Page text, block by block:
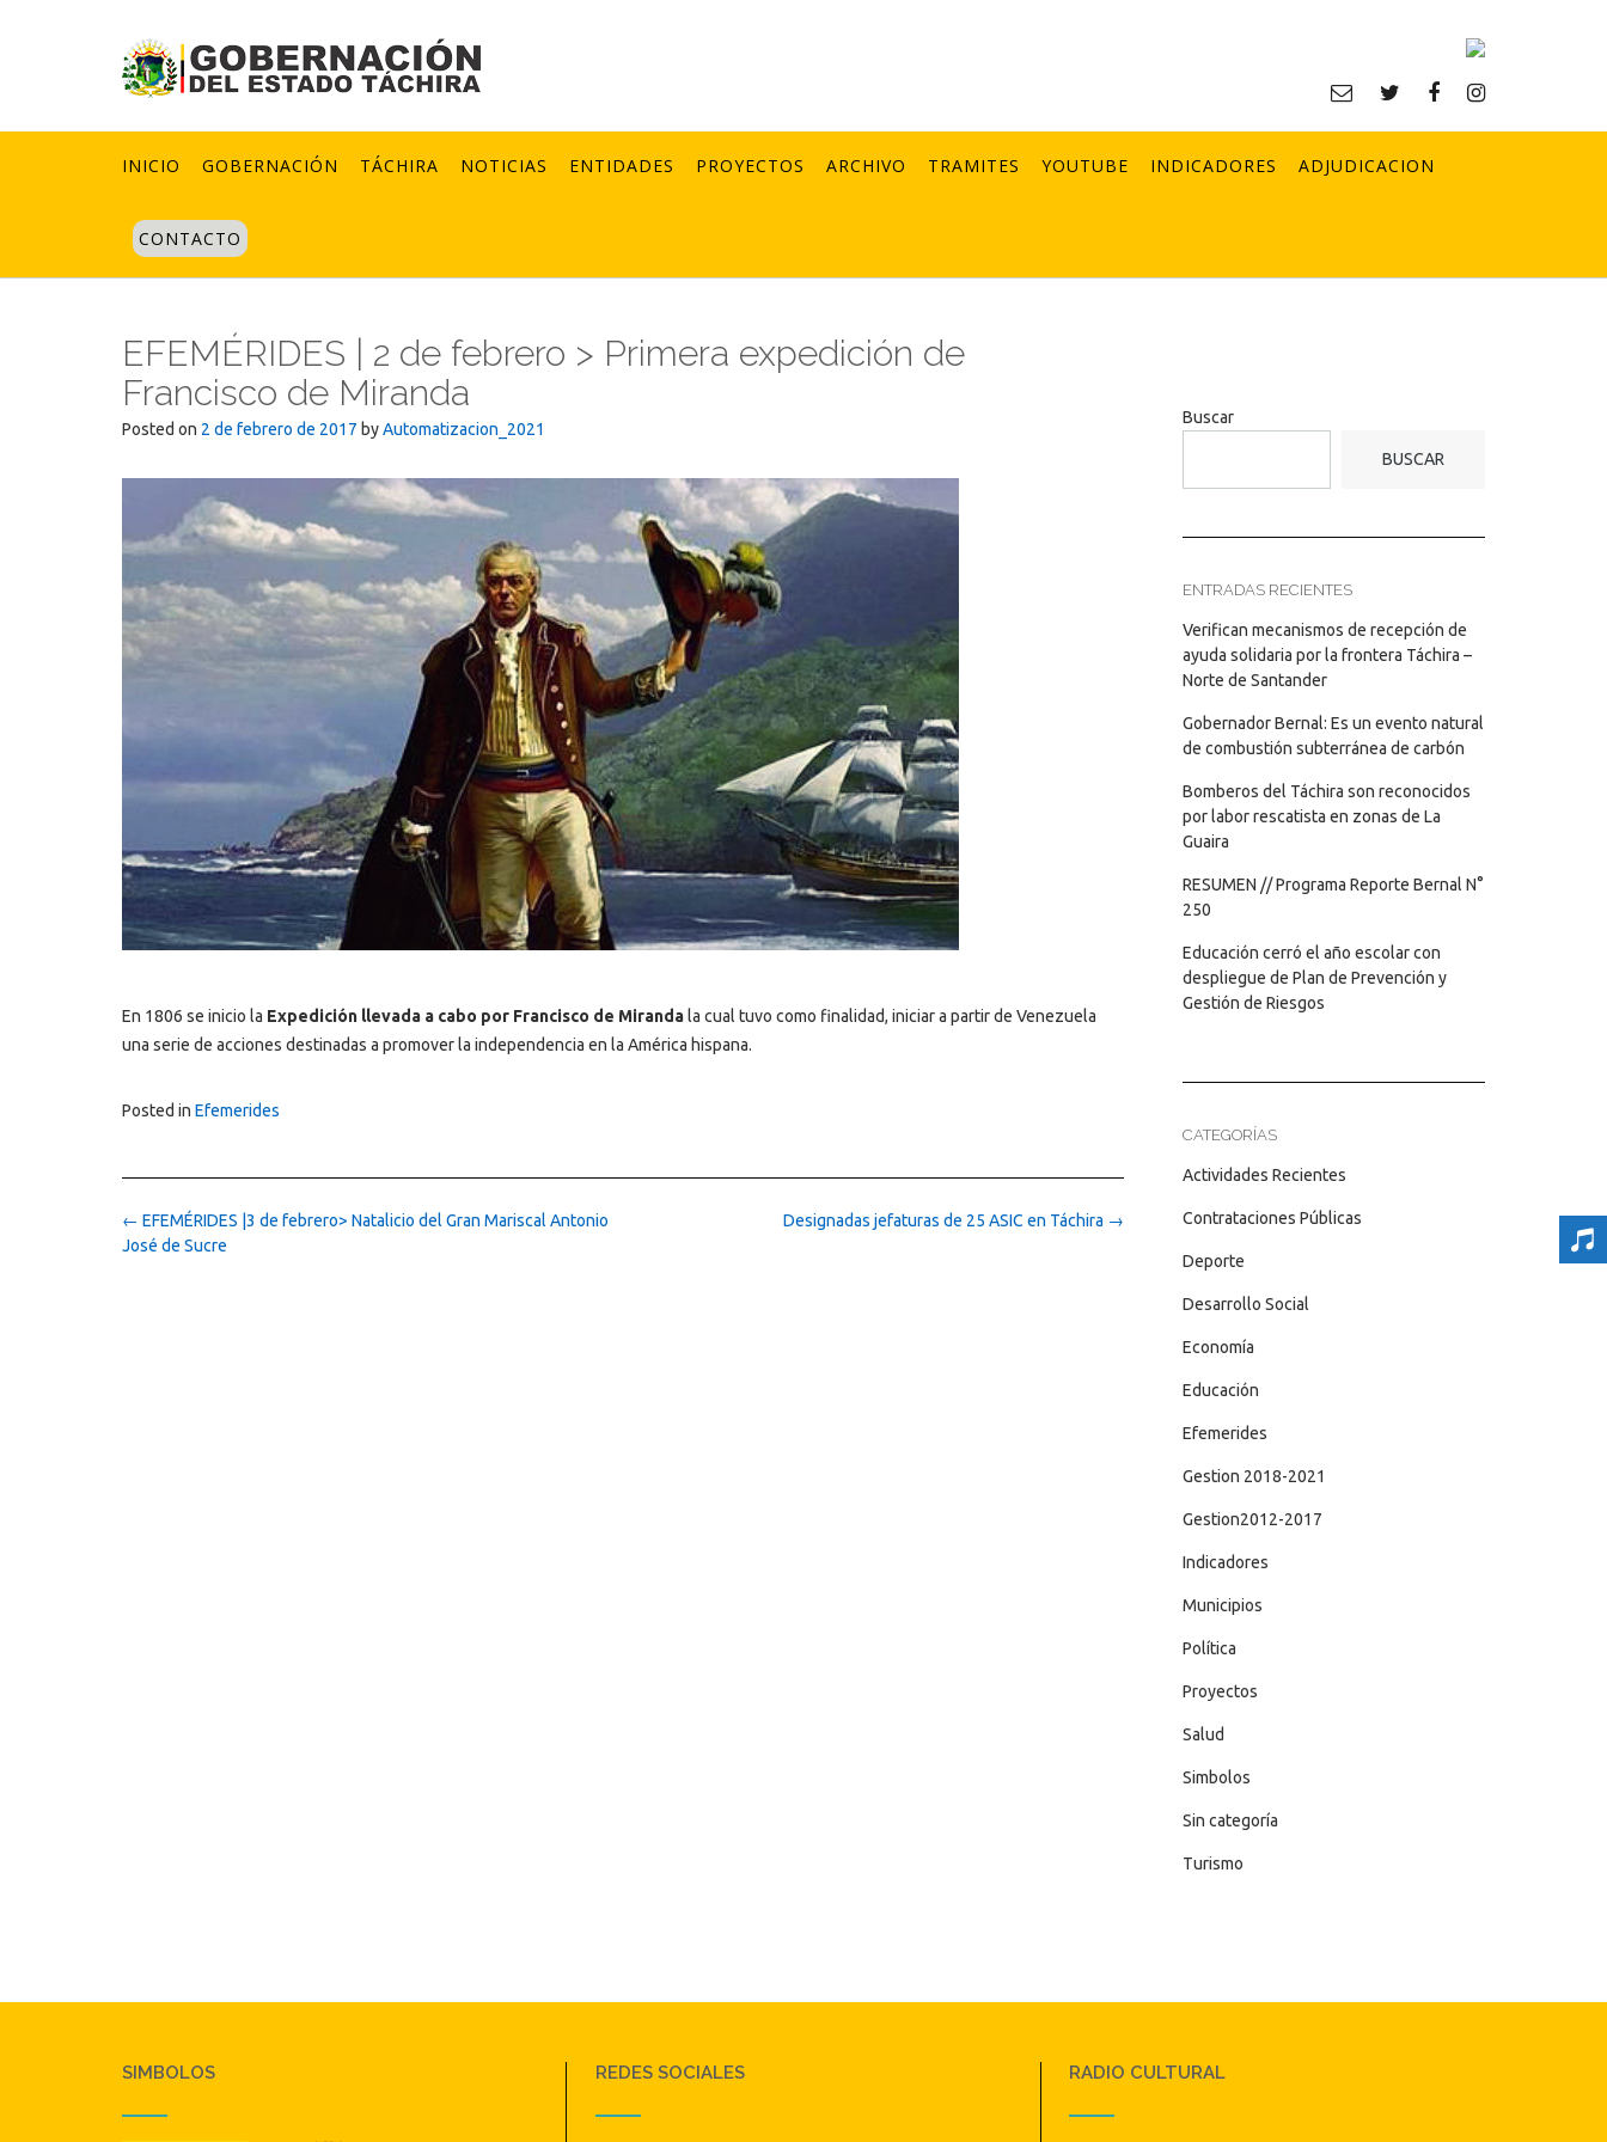
INICIO GOBERNACIÓN TÁCHIRA NOTICIAS ENTIDADES PROYECTOS ARCHIVO TRAMITES YOUTUBE INDICADORES ADJUDICACION
CONTACTO
EFEMÉRIDES | 2 de febrero > Primera expedición de
Francisco de Miranda
Posted on 2 de febrero de 2017 byAutomatizacion_2021
En 1806 se inicio la Expedición llevada a cabo por Francisco de Mirandala cual tuvo como finalidad, iniciar a partir de Venezuela
una serie de acciones destinadas a promover la independencia en la América hispana.
Posted in Efemerides
Post
navigation
Designadas jefaturas de 25 ASIC en Táchira →
← EFEMÉRIDES |3 de febrero> Natalicio del Gran Mariscal Antonio
José de Sucre
Buscar
BUSCAR
ENTRADAS RECIENTES
Verifican mecanismos de recepción de
ayuda solidaria por la frontera Táchira –
Norte de Santander
Gobernador Bernal: Es un evento natural
de combustión subterránea de carbón
Bomberos del Táchira son reconocidos
por labor rescatista en zonas de La
Guaira
RESUMEN // Programa Reporte Bernal N°
250
Educación cerró el año escolar con
despliegue de Plan de Prevención y
Gestión de Riesgos
CATEGORÍAS
Actividades Recientes
Contrataciones Públicas
Deporte
Desarrollo Social
Economía
Educación
Efemerides
Gestion 2018-2021
Gestion2012-2017
Indicadores
Municipios
Política
Proyectos
Salud
Simbolos
Sin categoría
Turismo
SIMBOLOS REDES SOCIALES RADIO CULTURAL